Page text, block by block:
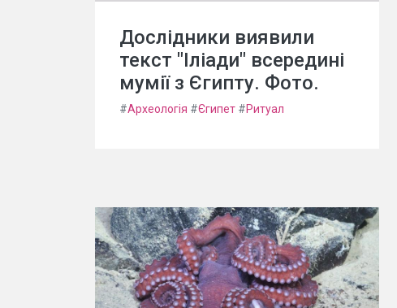
Дослідники виявили
текст "Іліади" всередині
мумії з Єгипту. Фото.
#Археологія #Єгипет #Ритуал